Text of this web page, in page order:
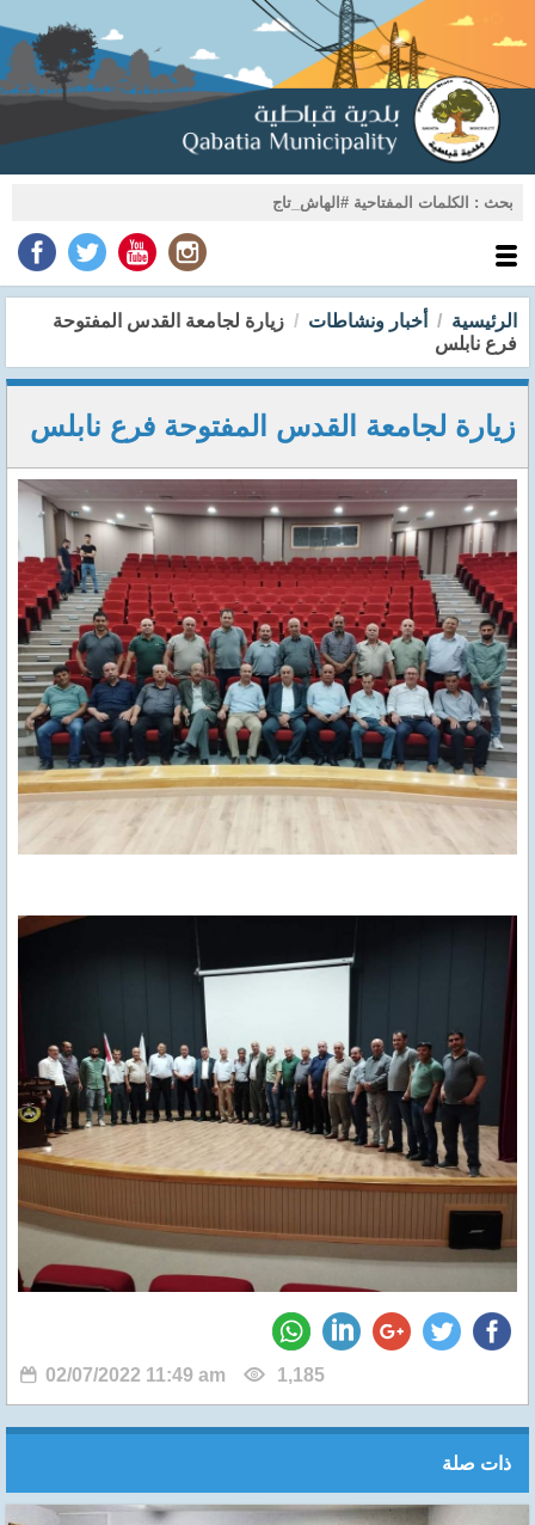
الرئيسية أخبار ونشاطات
زيارة لجامعة القدس المفتوحة
فرع نابلس
زيارة لجامعة القدس المفتوحة فرع نابلس
02/07/2022 11:49 am 1,185
ذات صلة